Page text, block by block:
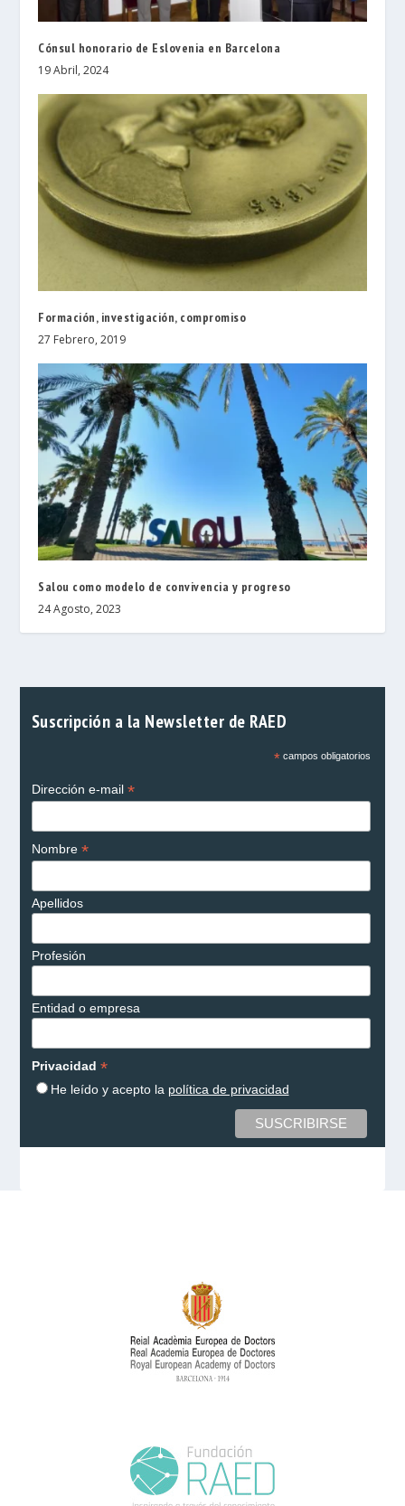
Cónsul honorario de Eslovenia en Barcelona
19 Abril, 2024
Formación, investigación, compromiso
27 Febrero, 2019
Salou como modelo de convivencia y progreso
24 Agosto, 2023
Suscripción a la Newsletter de RAED
*campos obligatorios
Dirección e-mail *
Nombre *
Apellidos
Profesión
Entidad o empresa
Privacidad *
He leído y acepto la política de privacidad